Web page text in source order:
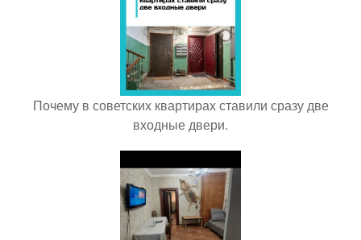
Почему в советских квартирах ставили сразу две
входные двери.